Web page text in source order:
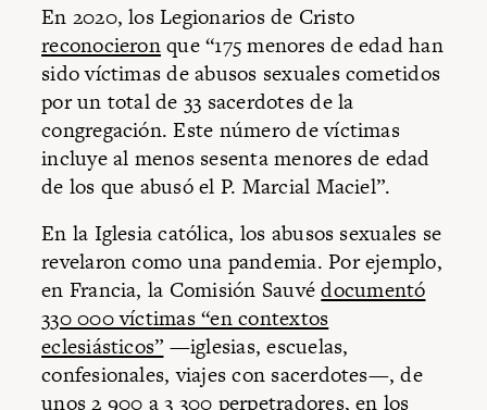
En 2020, los Legionarios de Cristo
reconocieronque “175 menores de edad han
sido víctimas de abusos sexuales cometidos
por un total de 33 sacerdotes de la
congregación. Este número de víctimas
incluye al menos sesenta menores de edad
de los que abusó el P. Marcial Maciel”.
En la Iglesia católica, los abusos sexuales se
revelaron como una pandemia. Por ejemplo,
en Francia, la Comisión Sauvédocumentó
330 000 víctimas “en contextos
eclesiásticos” —iglesias, escuelas,
confesionales, viajes con sacerdotes—, de
unos 2 900 a 3 300 perpetradores, en los